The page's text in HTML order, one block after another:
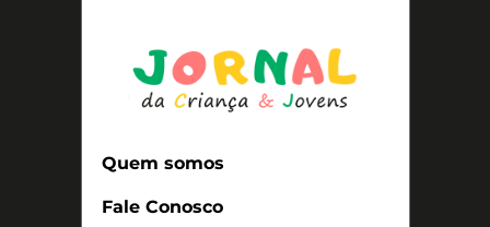
Quem somos
Fale Conosco